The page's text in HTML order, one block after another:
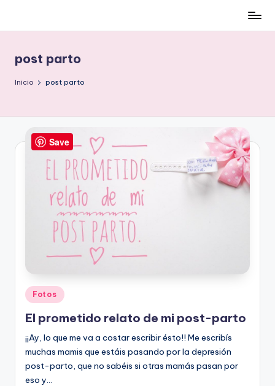
contenido
low-
cost
y
intento
post parto
Inicio post parto
Publicado
en
Fotos
El prometido relato de mi post-parto
¡¡Ay, lo que me va a costar escribir ésto!! Me escribís
muchas mamis que estáis pasando por la depresión
post-parto, que no sabéis si otras mamás pasan por
eso y…
Save